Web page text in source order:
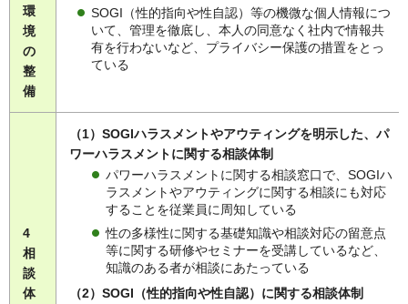
環
境
の
整
備
SOGI（性的指向や性自認）等の機微な個人情報につ
いて、管理を徹底し、本人の同意なく社内で情報共
有を行わないなど、プライバシー保護の措置をとっ
ている
4
相
談
体
（1）SOGIハラスメントやアウティングを明示した、パ
ワーハラスメントに関する相談体制
パワーハラスメントに関する相談窓口で、SOGIハ
ラスメントやアウティングに関する相談にも対応
することを従業員に周知している
性の多様性に関する基礎知識や相談対応の留意点
等に関する研修やセミナーを受講しているなど、
知識のある者が相談にあたっている
（2）SOGI（性的指向や性自認）に関する相談体制